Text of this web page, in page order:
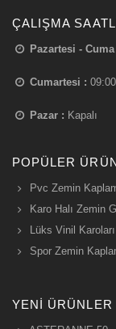
ÇALIŞMA
Pazartesi - Cuma
Cumartesi :
Pazar : Kapalı
POPÜLER
Pvc Zemin
Karo Halı Zemin
Lüks Vinil Karoları
Spor Zemin
YENI ÜRÜNLER